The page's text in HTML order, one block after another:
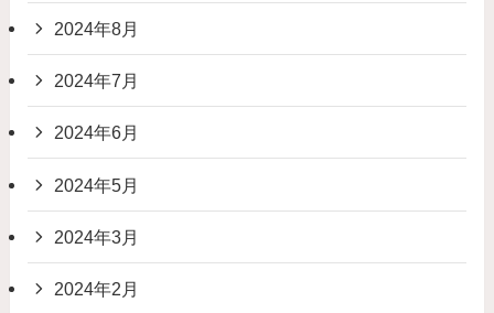
2024年8月
2024年7月
2024年6月
2024年5月
2024年3月
2024年2月